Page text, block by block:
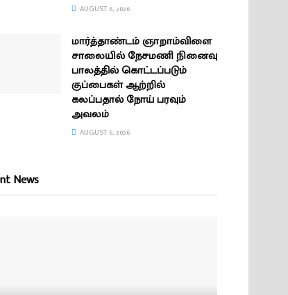
AUGUST 6, 2026
மார்த்தாண்டம் ஞாறாம்விளை
சாலையில் நேசமணி நினைவு
பாலத்தில் கொட்டப்படும்
குப்பைகள் ஆற்றில்
கலப்பதால் நோய் பரவும்
அவலம்
AUGUST 6, 2026
News